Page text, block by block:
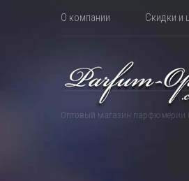
О компании Скидки и
Оптовый магазин парфюмерии